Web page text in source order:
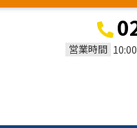
営業時間